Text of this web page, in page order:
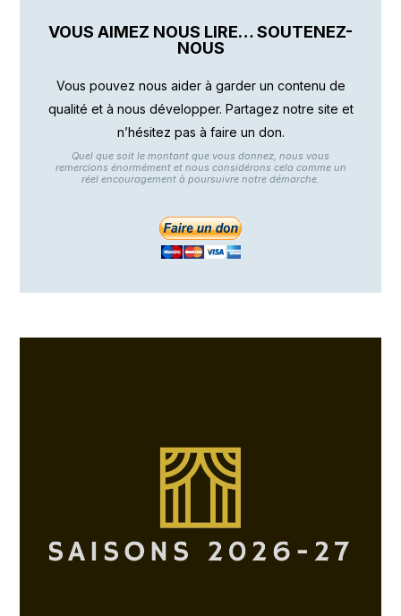
VOUS AIMEZ NOUS LIRE… SOUTENEZ-
NOUS
Vous pouvez nous aider à garder un contenu de
qualité et à nous développer. Partagez notre site et
n’hésitez pas à faire un don.
Quel que soit le montant que vous donnez, nous vous
remercions énormément et nous considérons cela comme un
réel encouragement à poursuivre notre démarche.